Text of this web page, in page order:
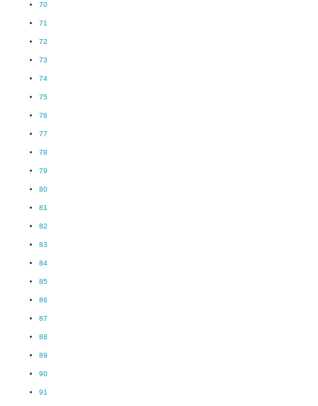
70
71
72
73
74
75
76
77
78
79
80
81
82
83
84
85
86
87
88
89
90
91